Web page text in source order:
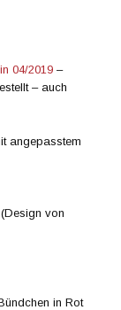
04/2019 –
– auch
angepasstem
von
in Rot